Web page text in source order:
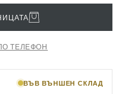
ТЕЛЕФОН
ВЪВ ВЪНШЕН СКЛАД